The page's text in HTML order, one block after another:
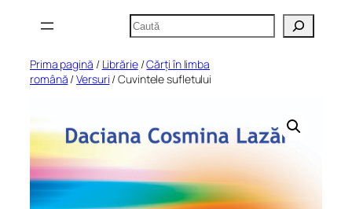
Caută
Prima pagină / Librărie/Cărți în limba
română /Versuri / Cuvintele sufletului